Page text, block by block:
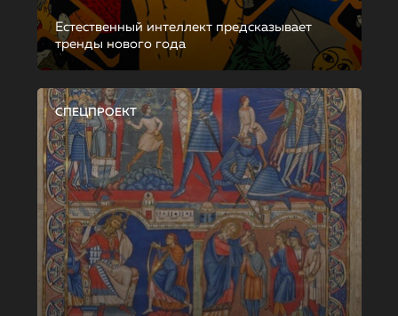
Естественный интеллект предсказывает
тренды нового года
СПЕЦПРОЕКТ